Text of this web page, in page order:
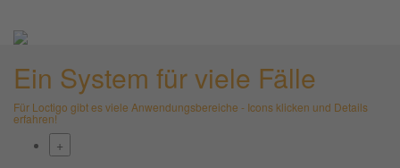
Ein System für viele Fälle
Für Loctigo gibt es viele Anwendungsbereiche - Icons klicken und Details
erfahren!
+